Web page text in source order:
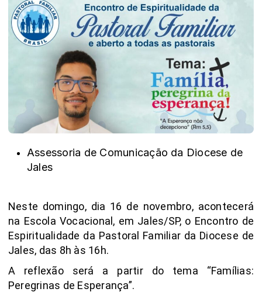
Assessoria de Comunicação da Diocese de
Jales
Neste domingo, dia 16 de novembro, acontecerá
na Escola Vocacional, em Jales/SP, o Encontro de
Espiritualidade da Pastoral Familiar da Diocese de
Jales, das 8h às 16h.
A reflexão será a partir do tema “Famílias:
Peregrinas de Esperança”.